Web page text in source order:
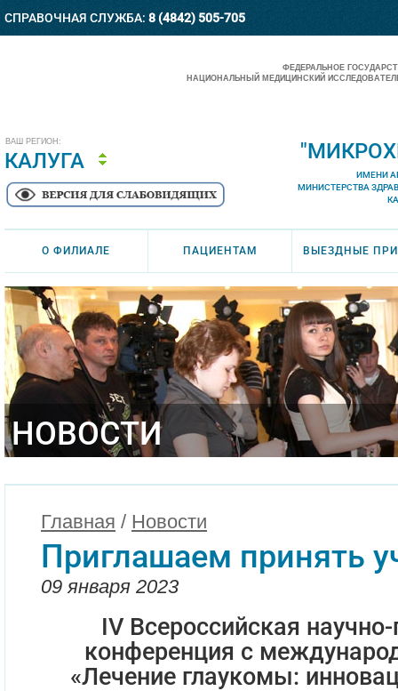
СПРАВОЧНАЯ СЛУЖБА: 8 (4842) 505-705
ВАШ РЕГИОН:
КАЛУГА
ФЕДЕРАЛЬНОЕ
НАЦИОНАЛЬНЫЙ МЕДИЦИНСКИЙ
ИМЕНИ
МИНИСТЕРСТВА
О ФИЛИАЛЕ ПАЦИЕНТАМ ВЫЕЗДНЫЕ
НОВОСТИ
Главная / Новости
Приглашаем принять
09 января 2023
IV Всероссийская
конференция с
«Лечение глаукомы: